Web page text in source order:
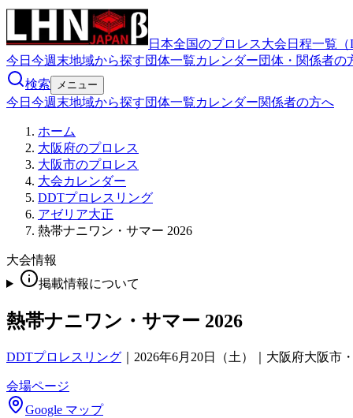
日本全国のプロレス大会日程一覧（
今日 今週末地域から探す団体一覧カレンダー団体・関係者の
検索
メニュー
今日 今週末地域から探す団体一覧カレンダー関係者の方へ
ホーム
大阪府のプロレス
大阪市のプロレス
大会カレンダー
DDTプロレスリング
アゼリア大正
熱帯ナニワン・サマー 2026
大会情報
掲載情報について
熱帯ナニワン・サマー 2026
DDTプロレスリング 2026年6月20日（土）｜大阪府大阪市
会場ページ
Google マップ